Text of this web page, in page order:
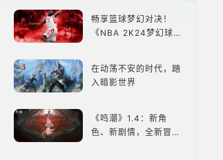
畅享篮球梦幻对决！
《NBA 2K24梦幻球
在动荡不安的时代，踏
入暗影世界
《鸣潮》1.4：新角
色、新剧情，全新冒险